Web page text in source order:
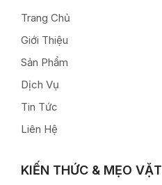
Trang Chủ
Giới Thiệu
Sản Phẩm
Dịch Vụ
Tin Tức
Liên Hệ
KIẾN THỨC & MẸO VẶT